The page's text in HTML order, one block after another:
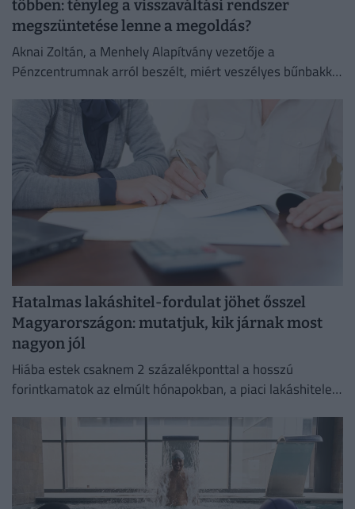
többen: tényleg a visszaváltási rendszer
megszüntetése lenne a megoldás?
Aknai Zoltán, a Menhely Alapítvány vezetője a
Pénzcentrumnak arról beszélt, miért veszélyes bűnbakká
Hatalmas lakáshitel-fordulat jöhet ősszel
Magyarországon: mutatjuk, kik járnak most
nagyon jól
Hiába estek csaknem 2 százalékponttal a hosszú
forintkamatok az elmúlt hónapokban, a piaci lakáshitelek